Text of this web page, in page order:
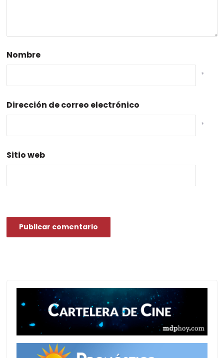
Nombre
*
Dirección de correo electrónico
*
Sitio web